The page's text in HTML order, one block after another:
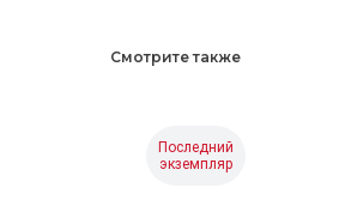
Смотрите также
Последний
экземпляр